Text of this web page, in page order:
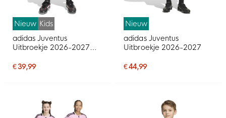
Nieuw Kids
adidas Juventus
Uitbroekje 2026-2027
€ 39,99
Nieuw
adidas Juventus
Uitbroekje 2026-2027
€ 44,99